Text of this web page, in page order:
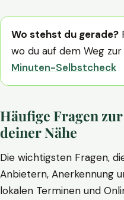
Wo stehst du gerade?
wo du auf dem Weg
Minuten-Selbstcheck
Häufige Fragen
deiner Nähe
Die wichtigsten Fragen,
Anbietern, Anerkennung
lokalen Terminen und